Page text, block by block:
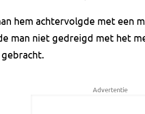
hem achtervolgde met een
man niet gedreigd met het
Advertentie